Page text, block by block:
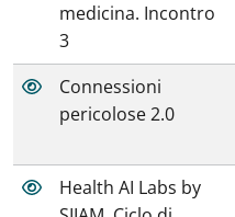
medicina. Incontro
3
Connessioni
pericolose 2.0
Health AI Labs by